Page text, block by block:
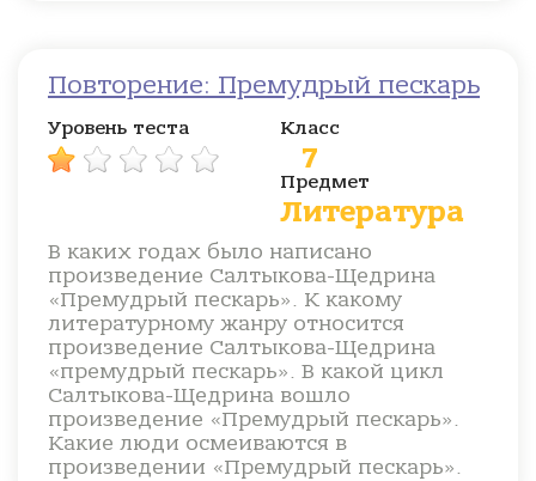
Повторение: Премудрый пескарь
Уровень теста Класс
7
Предмет
Литература
В каких годах было написано
произведение Салтыкова-Щедрина
«Премудрый пескарь». К какому
литературному жанру относится
произведение Салтыкова-Щедрина
«премудрый пескарь». В какой цикл
Салтыкова-Щедрина вошло
произведение «Премудрый пескарь».
Какие люди осмеиваются в
произведении «Премудрый пескарь».